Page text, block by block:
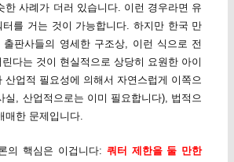
한 사례가 더러 있습니다. 이런 경우라면 유
터를 거는 것이 가능합니다. 하지만 한국 만
출판사들의 영세한 구조상, 이런 식으로 전
다는 것이 현실적으로 상당히 요원한 아이
산업적 필요성에 의해서 자연스럽게 이쪽으
실, 산업적으로는 이미 필요합니다), 법적으
매한 문제입니다.
의 핵심은 이겁니다: 쿼터 제한을 둘 만한